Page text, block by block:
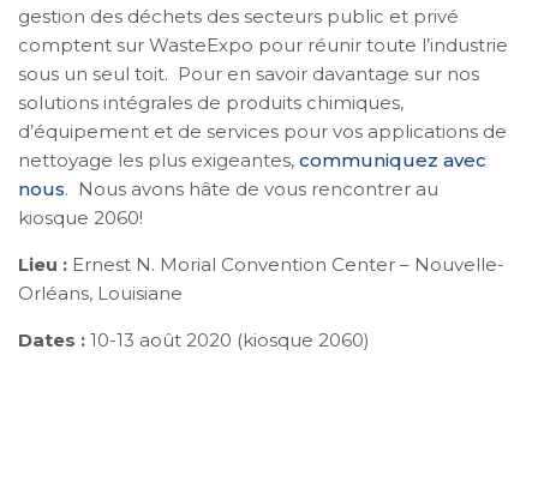
gestion des déchets des secteurs public et privé
comptent sur WasteExpo pour réunir toute l’industrie
sous un seul toit. Pour en savoir davantage sur nos
solutions intégrales de produits chimiques,
d’équipement et de services pour vos applications de
nettoyage les plus exigeantes, communiquez avec
nous. Nous avons hâte de vous rencontrer au
kiosque 2060!
Lieu : Ernest N. Morial Convention Center – Nouvelle-
Orléans, Louisiane
Dates : 10-13 août 2020 (kiosque 2060)